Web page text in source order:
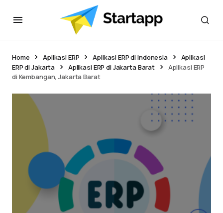
Home Aplikasi ERP Aplikasi ERP di Indonesia
Aplikasi
ERP di Jakarta
Aplikasi ERP di Jakarta Barat
Aplikasi ERP
di Kembangan, Jakarta Barat